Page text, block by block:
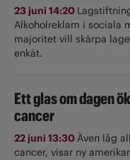
23 juni 14:20
Alkoholreklam i sociala
majoritet vill skärpa
enkät.
Ett glas om dagen
cancer
22 juni 13:30Även låg
cancer, visar ny